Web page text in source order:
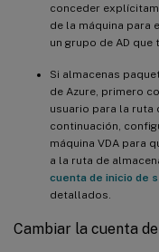
conceder
de la máquina para
un grupo de AD que
Si almacenas
de Azure, primero
usuario para la ruta
continuación,
máquina VDA para
a la ruta de
cuenta de inicio de
detallados.
Cambiar la cuenta